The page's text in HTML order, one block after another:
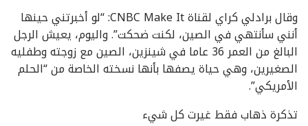
وقال برادلي كراي لقناة CNBC Make It: “لو أخبرتني حينها
أنني سأنتهي في الصين، لكنت ضحكت”. واليوم، يعيش الرجل
البالغ من العمر 36 عاما في شينزين، الصين مع زوجته وطفليه
الصغيرين، وهي حياة يصفها بأنها نسخته الخاصة من “الحلم
الأمريكي”.
تذكرة ذهاب فقط غيرت كل شيء